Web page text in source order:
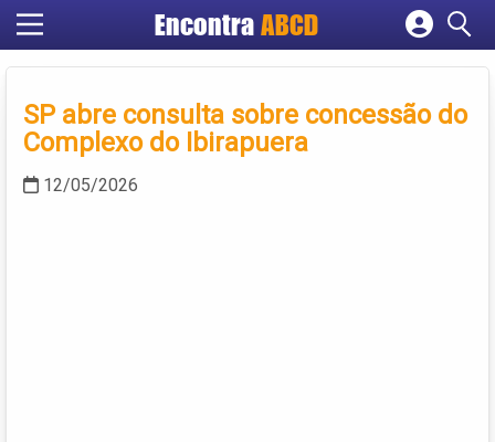
EncontraABCD
Cadastrar empresa
Criar conta
SP abre consulta sobre concessão do
Complexo do Ibirapuera
12/05/2026